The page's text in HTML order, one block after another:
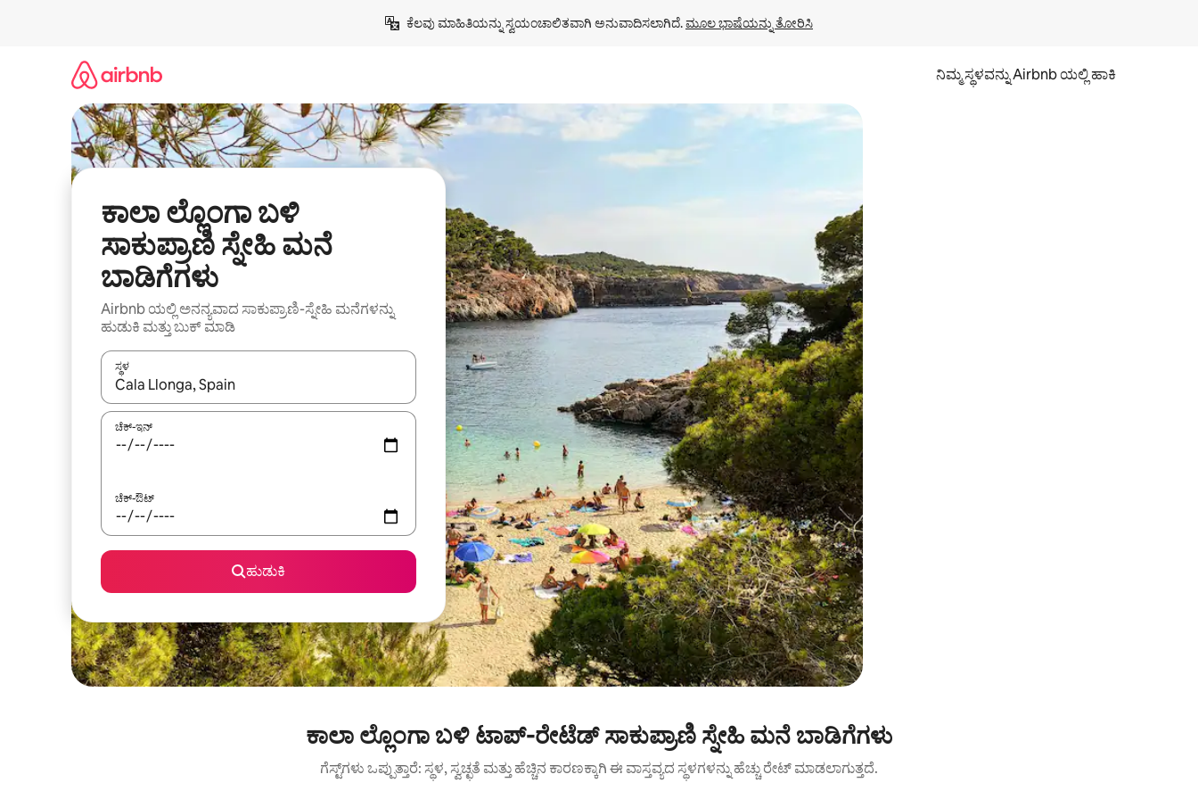
ಕೆಲವು ಮಾಹಿತಿಯನ್ನು ಸ್ವಯಂಚಾಲಿತವಾಗಿ ಅನುವಾದಿಸಲಾಗಿದೆ. ಮೂಲ ಭಾಷೆಯನ್ನು ತೋರಿಸಿ
ನಿಮ್ಮ ಸ್ಥಳವನ್ನು Airbnb ಯಲ್ಲಿ ಹಾಕಿ
ಕಾಲಾ ಲ್ಲೊಂಗಾ ಬಳಿ
ಸಾಕುಪ್ರಾಣಿ ಸ್ನೇಹಿ ಮನೆ
ಬಾಡಿಗೆಗಳು
Airbnb ಯಲ್ಲಿ ಅನನ್ಯವಾದ ಸಾಕುಪ್ರಾಣಿ-ಸ್ನೇಹಿ ಮನೆಗಳನ್ನು
ಹುಡುಕಿ ಮತ್ತು ಬುಕ್ ಮಾಡಿ
ಸ್ಥಳ
ಫಲಿತಾಂಶಗಳು ಲಭ್ಯವಿರುವಾಗ, ಅಪ್ ಮತ್ತು ಡೌನ್ ಬಾಣದ ಕೀಲಿಗಳೊಂದಿಗೆ ನ್ಯಾವಿಗೇಟ್ ಮಾಡಿ ಅಥವಾ ಸ್ಪರ್ಶ ಅಥವಾ ಸ್ವೈಪ್ ಗೆಸ್ಚರ್‌ಗಳ ಮೂಲಕ ಅನ್ವೇಷಿಸಿ.
ಚೆಕ್-ಇನ್
ಚೆಕ್-ಔಟ್
ಹುಡುಕಿ
ಕಾಲಾ ಲ್ಲೊಂಗಾ ಬಳಿ ಟಾಪ್-ರೇಟೆಡ್ ಸಾಕುಪ್ರಾಣಿ ಸ್ನೇಹಿ ಮನೆ ಬಾಡಿಗೆಗಳು
ಗೆಸ್ಟ್‌ಗಳು ಒಪ್ಪುತ್ತಾರೆ: ಸ್ಥಳ, ಸ್ವಚ್ಛತೆ ಮತ್ತು ಹೆಚ್ಚಿನ ಕಾರಣಕ್ಕಾಗಿ ಈ ವಾಸ್ತವ್ಯದ ಸ್ಥಳಗಳನ್ನು ಹೆಚ್ಚು ರೇಟ್ ಮಾಡಲಾಗುತ್ತದೆ.